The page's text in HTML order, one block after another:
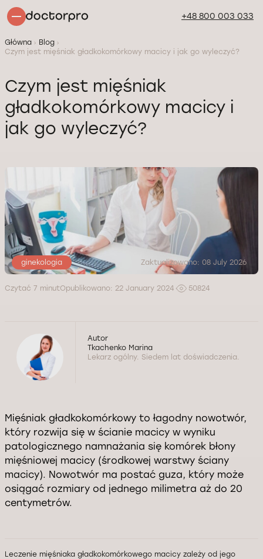
+48 800 003 033
Główna
Blog
Czym jest mięśniak gładkokomórkowy macicy i jak go wyleczyć?
Czym jest mięśniak
gładkokomórkowy macicy i
jak go wyleczyć?
ginekologia Zaktualizowano: 08 July 2026
Czytać 7 minutOpublikowano: 22 January 2024 50824
Autor
Tkachenko Marina
Lekarz ogólny. Siedem lat doświadczenia.
Mięśniak gładkokomórkowy to łagodny nowotwór,
który rozwija się w ścianie macicy w wyniku
patologicznego namnażania się komórek błony
mięśniowej macicy (środkowej warstwy ściany
macicy). Nowotwór ma postać guza, który może
osiągać rozmiary od jednego milimetra aż do 20
centymetrów.
Leczenie mięśniaka gładkokomórkowego macicy zależy od jego